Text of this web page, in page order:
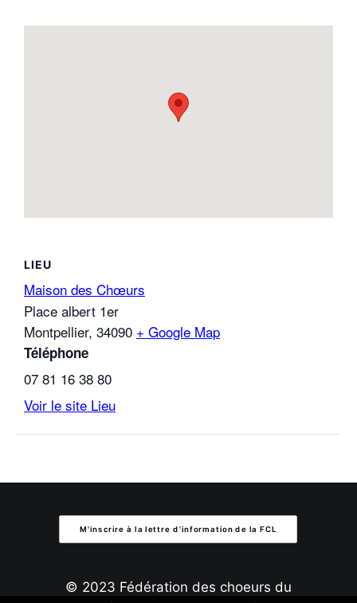
LIEU
Maison des Chœurs
Place albert 1er
Montpellier, 34090 + Google Map
Téléphone
07 81 16 38 80
Voir le site Lieu
M'inscrire à la lettre d'information de la FCL
© 2023 Fédération des choeurs du